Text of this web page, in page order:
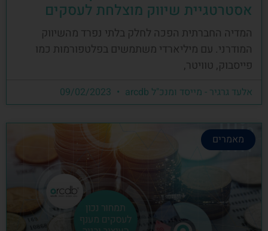
אסטרטגיית שיווק מוצלחת לעסקים
המדיה החברתית הפכה לחלק בלתי נפרד מהשיווק
המודרני. עם מיליארדי משתמשים בפלטפורמות כמו
פייסבוק, טוויטר,
אלעד גרגיר - מייסד ומנכ"ל arcdb
מאמרים